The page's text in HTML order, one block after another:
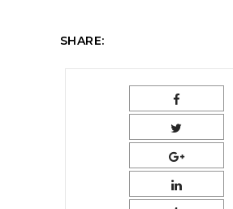
SHARE: